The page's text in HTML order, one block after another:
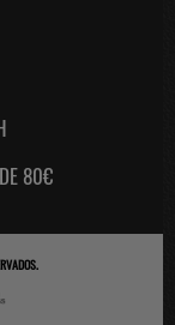
80€